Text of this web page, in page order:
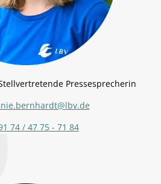
Pressesprecherin
74 / 47 75 - 71 84